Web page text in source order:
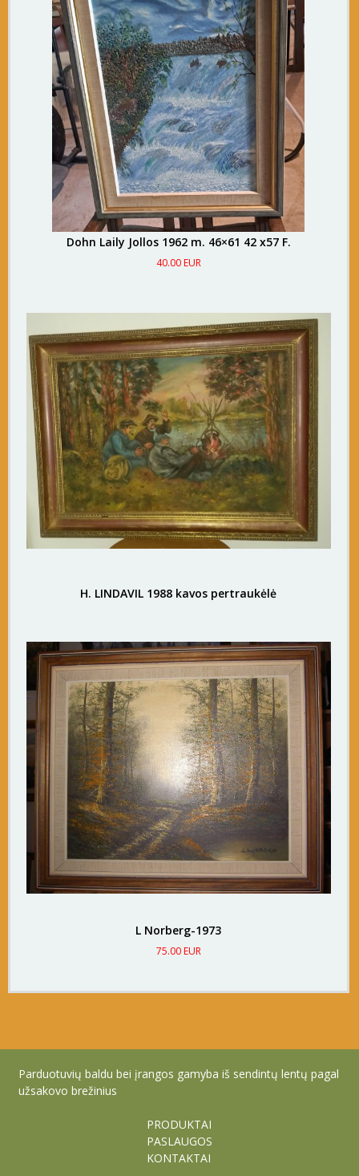
Dohn Laily Jollos 1962 m. 46×61 42 x57 F.
40.00 EUR
H. LINDAVIL 1988 kavos pertraukėlė
L Norberg-1973
75.00 EUR
Parduotuvių baldu bei įrangos gamyba iš sendintų lentų pagal
užsakovo brežinius
PRODUKTAI
PASLAUGOS
KONTAKTAI